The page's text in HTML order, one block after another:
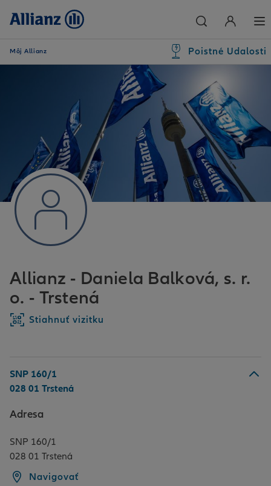
Môj Allianz Poistné Udalosti
Allianz - Daniela Balková, s. r.
o. - Trstená
Stiahnuť vizitku
SNP 160/1
028 01 Trstená
Adresa
SNP 160/1
028 01 Trstená
Navigovať